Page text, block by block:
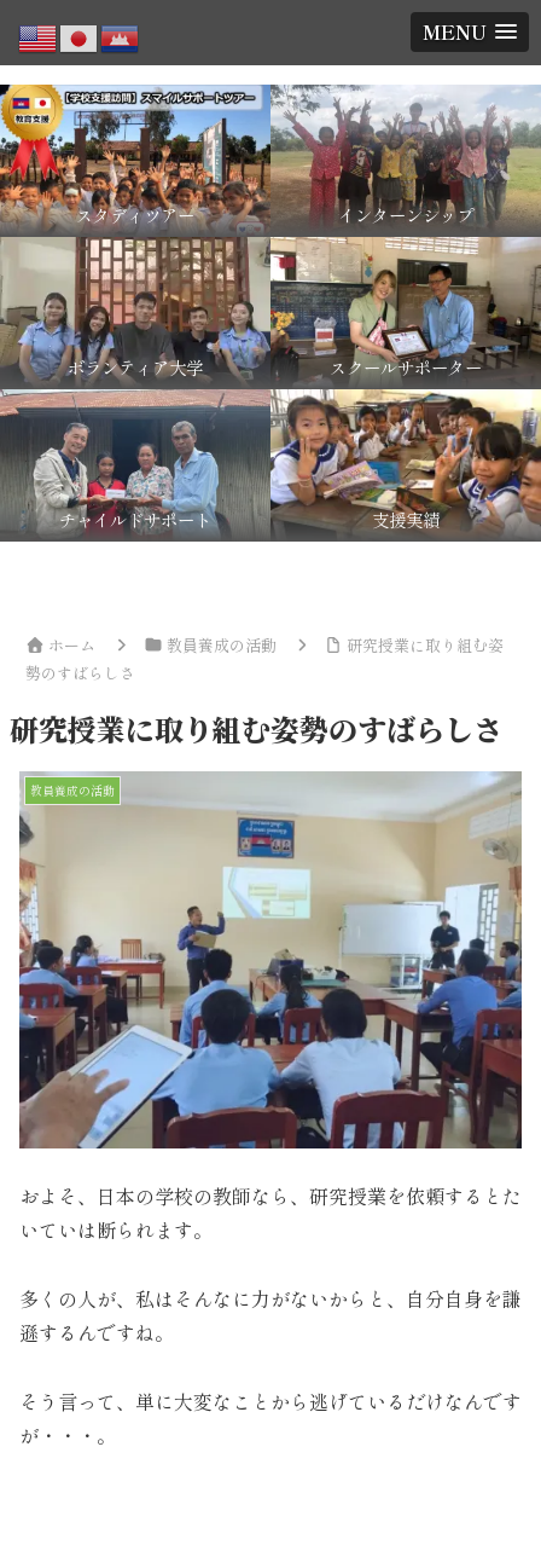
MENU
スタディツアー インターンシップ
ボランティア大学 スクールサポーター
チャイルドサポート 支援実績
ホーム 教員養成の活動
研究授業に取り組む姿
勢のすばらしさ
研究授業に取り組む姿勢のすばらしさ
教員養成の活動
およそ、日本の学校の教師なら、研究授業を依頼するとた
いていは断られます。
多くの人が、私はそんなに力がないからと、自分自身を謙
遜するんですね。
そう言って、単に大変なことから逃げているだけなんです
が・・・。